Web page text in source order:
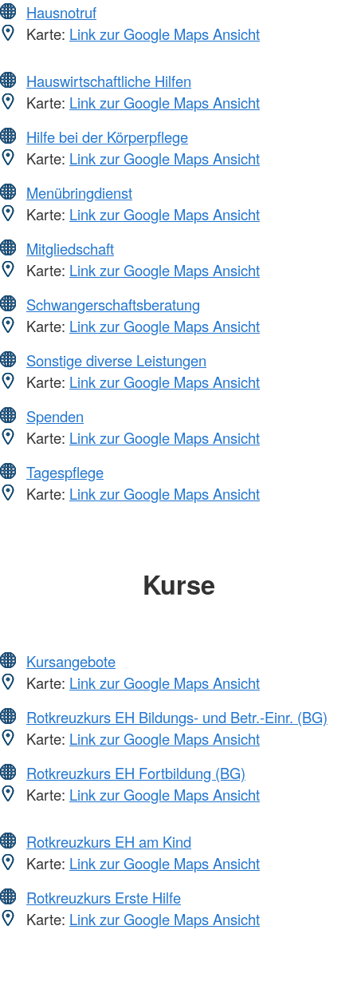
Hausnotruf
Karte: Link zur Google Maps Ansicht
Hauswirtschaftliche Hilfen
Karte: Link zur Google Maps Ansicht
Hilfe bei der Körperpflege
Karte: Link zur Google Maps Ansicht
Menübringdienst
Karte: Link zur Google Maps Ansicht
Mitgliedschaft
Karte: Link zur Google Maps Ansicht
Schwangerschaftsberatung
Karte: Link zur Google Maps Ansicht
Sonstige diverse Leistungen
Karte: Link zur Google Maps Ansicht
Spenden
Karte: Link zur Google Maps Ansicht
Tagespflege
Karte: Link zur Google Maps Ansicht
Kurse
Kursangebote
Karte: Link zur Google Maps Ansicht
Rotkreuzkurs EH Bildungs- und Betr.-Einr. (BG)
Karte: Link zur Google Maps Ansicht
Rotkreuzkurs EH Fortbildung (BG)
Karte: Link zur Google Maps Ansicht
Rotkreuzkurs EH am Kind
Karte: Link zur Google Maps Ansicht
Rotkreuzkurs Erste Hilfe
Karte: Link zur Google Maps Ansicht